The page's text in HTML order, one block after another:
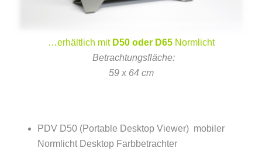
…erhältlich mit D50 oder D65Normlicht
Betrachtungsfläche:
59 x 64 cm
PDV D50 (Portable Desktop Viewer) mobiler
Normlicht Desktop Farbbetrachter